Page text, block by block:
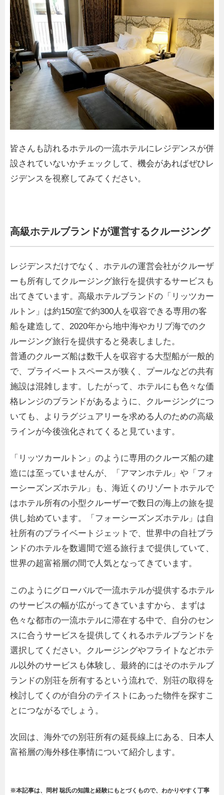
皆さんも訪れるホテルの一流ホテルにレジデンスが併
設されていないかチェックして、機会があればぜひレ
ジデンスを視察してみてください。
高級ホテルブランドが運営するクルージング
レジデンスだけでなく、ホテルの運営会社がクルーザ
ーも所有してクルージング旅行を提供するサービスも
出てきています。高級ホテルブランドの「リッツカー
ルトン」は約150室で約300人を収容できる専用の客
船を建造して、2020年から地中海やカリブ海でのク
ルージング旅行を提供すると発表しました。
普通のクルーズ船は数千人を収容する大型船が一般的
で、プライベートスペースが狭く、プールなどの共有
施設は混雑します。したがって、ホテルにも色々な価
格レンジのブランドがあるように、クルージングにつ
いても、よりラグジュアリーを求める人のための高級
ラインが今後強化されてくると見ています。
「リッツカールトン」のように専用のクルーズ船の建
造には至っていませんが、「アマンホテル」や「フォ
ーシーズンズホテル」も、海近くのリゾートホテルで
はホテル所有の小型クルーザーで数日の海上の旅を提
供し始めています。「フォーシーズンズホテル」は自
社所有のプライベートジェットで、世界中の自社ブラ
ンドのホテルを数週間で巡る旅行まで提供していて、
世界の超富裕層の間で人気となってきています。
このようにグローバルで一流ホテルが提供するホテル
のサービスの幅が広がってきていますから、まずは
色々な都市の一流ホテルに滞在する中で、自分のセン
スに合うサービスを提供してくれるホテルブランドを
選択してください。クルージングやフライトなどホテ
ル以外のサービスも体験し、最終的にはそのホテルブ
ランドの別荘を所有するという流れで、別荘の取得を
検討してくのが自分のテイストにあった物件を探すこ
とにつながるでしょう。
次回は、海外での別荘所有の延長線上にある、日本人
富裕層の海外移住事情について紹介します。
※本記事は、岡村 聡氏の知識と経験にもとづくもので、わかりやすく丁寧